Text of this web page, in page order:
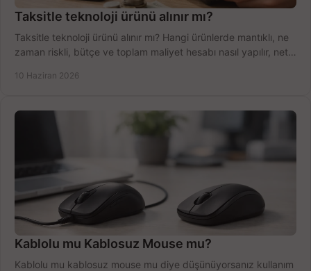
Taksitle teknoloji ürünü alınır mı?
Taksitle teknoloji ürünü alınır mı? Hangi ürünlerde mantıklı, ne
zaman riskli, bütçe ve toplam maliyet hesabı nasıl yapılır, net
10 Haziran 2026
Kablolu mu Kablosuz Mouse mu?
Kablolu mu kablosuz mouse mu diye düşünüyorsanız kullanım